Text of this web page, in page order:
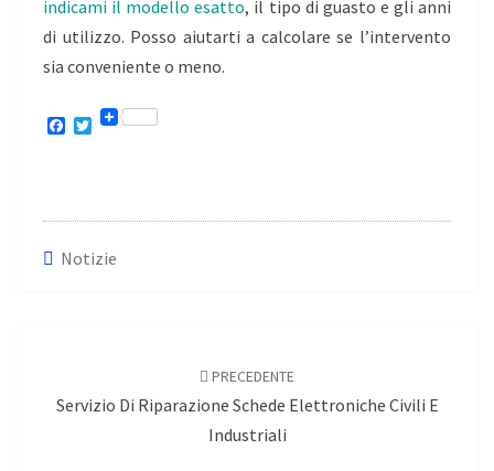
indicami il modello esatto, il tipo di guasto e gli anni
di utilizzo. Posso aiutarti a calcolare se l’intervento
sia conveniente o meno.
k
T
Notizie
PRECEDENTE
Servizio Di Riparazione Schede Elettroniche Civili E
Industriali